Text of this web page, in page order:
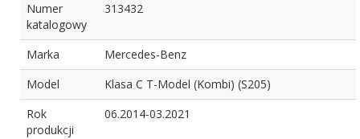
Numer
katalogowy
313432
Marka
Mercedes-Benz
Model
Klasa C T-Model (Kombi) (S205)
Rok
produkcji
06.2014-03.2021